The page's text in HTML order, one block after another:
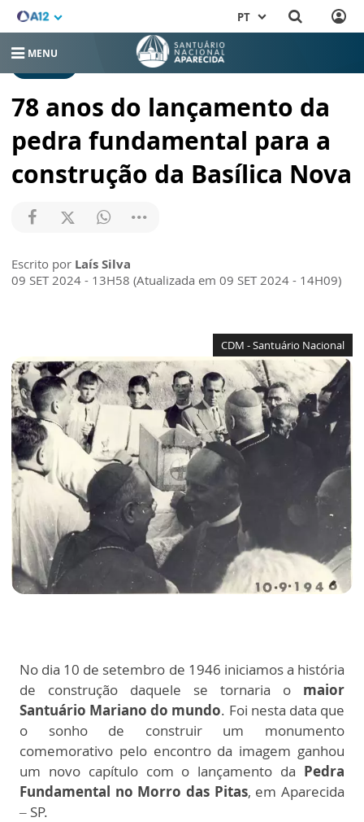
PT
MENU
78 anos do lançamento da
pedra fundamental para a
construção da Basílica Nova
Escrito por Laís Silva
09 SET 2024 - 13H58 (Atualizada em 09 SET 2024 - 14H09)
CDM - Santuário Nacional
No dia 10 de setembro de 1946 iniciamos a história
de construção daquele se tornaria o maior
Santuário Mariano do mundo. Foi nesta data que
o sonho de construir um monumento
comemorativo pelo encontro da imagem ganhou
um novo capítulo com o lançamento da Pedra
Fundamental no Morro das Pitas, em Aparecida
– SP.